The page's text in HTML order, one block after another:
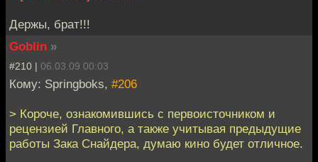
Держы, брат!!!
Goblin »
#210 | 06.03.09 00:03
Кому: Springboks, #206
> Короче, ознакомившись с первоисточником и
рецензией Главного, а также учитывая предыдущие
работы Зака Снайдера, думаю кино будет отличное.